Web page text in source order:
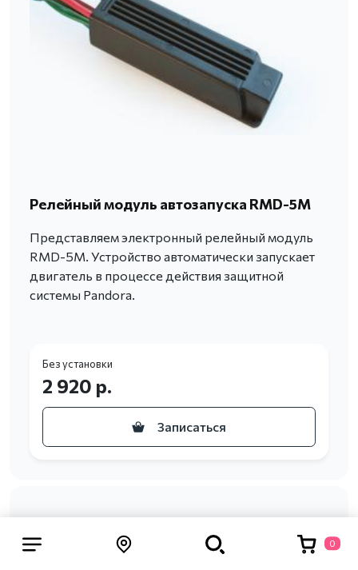
Релейный модуль автозапуска RMD-5M
Представляем электронный релейный модуль
RMD-5M. Устройство автоматически запускает
двигатель в процессе действия защитной
системы Pandora.
Без установки
2 920 р.
Записаться
0